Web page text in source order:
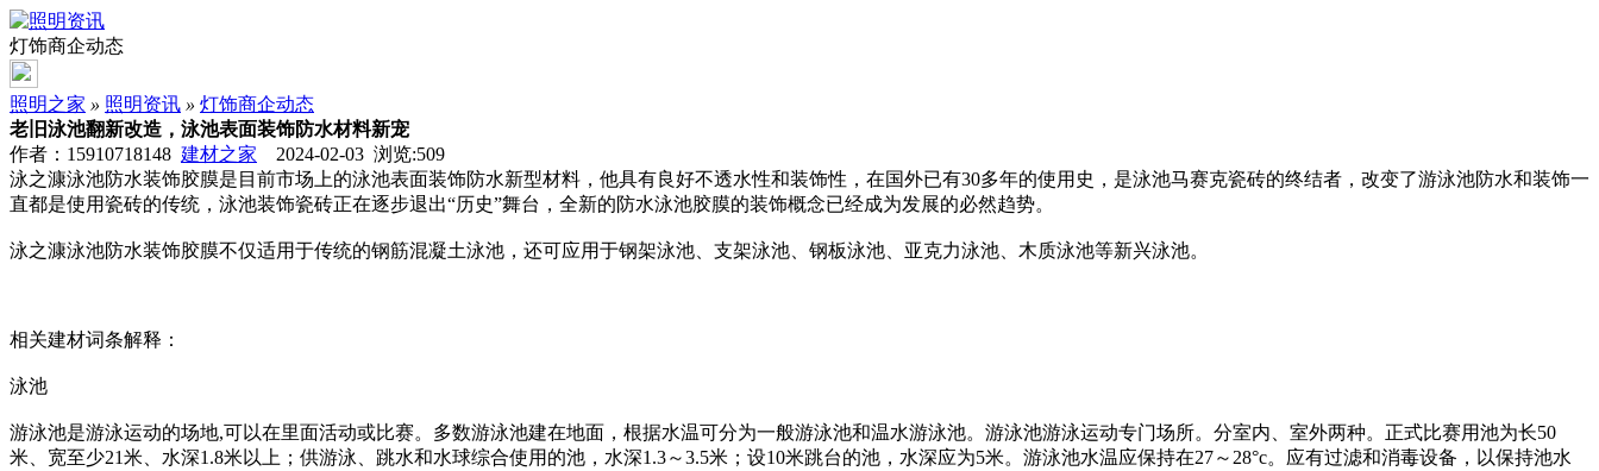
灯饰商企动态
照明之家 » 照明资讯 » 灯饰商企动态
老旧泳池翻新改造，泳池表面装饰防水材料新宠
作者：15910718148 建材之家 2024-02-03 浏览:509
泳之漮泳池防水装饰胶膜是目前市场上的泳池表面装饰防水新型材料，他具有良好不透水性和装饰性，在国外已有30多年的使用史，是泳池马赛克瓷砖的终结者，改变了游泳池防水和装饰一
直都是使用瓷砖的传统，泳池装饰瓷砖正在逐步退出“历史”舞台，全新的防水泳池胶膜的装饰概念已经成为发展的必然趋势。
泳之漮泳池防水装饰胶膜不仅适用于传统的钢筋混凝土泳池，还可应用于钢架泳池、支架泳池、钢板泳池、亚克力泳池、木质泳池等新兴泳池。
相关建材词条解释：
泳池
游泳池是游泳运动的场地,可以在里面活动或比赛。多数游泳池建在地面，根据水温可分为一般游泳池和温水游泳池。游泳池游泳运动专门场所。分室内、室外两种。正式比赛用池为长50
米、宽至少21米、水深1.8米以上；供游泳、跳水和水球综合使用的池，水深1.3～3.5米；设10米跳台的池，水深应为5米。游泳池水温应保持在27～28°c。应有过滤和消毒设备，以保持池水